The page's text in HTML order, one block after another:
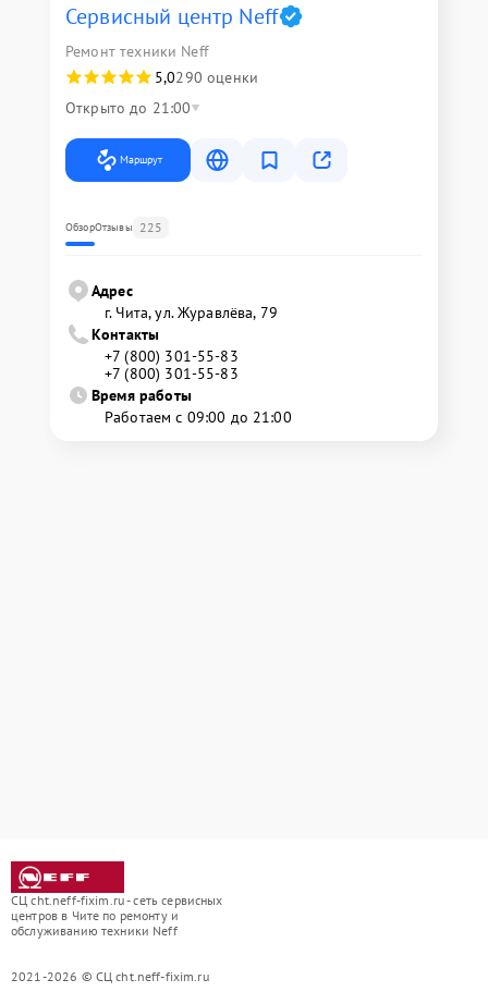
Сервисный центр Neff
Ремонт техники Neff
5,0290 оценки
Открыто до 21:00
Маршрут
ОбзорОтзывы 225
Адрес
г. Чита, ул. Журавлёва, 79
Контакты
+7 (800) 301-55-83
+7 (800) 301-55-83
Время работы
Работаем с 09:00 до 21:00
СЦ cht.neff-fixim.ru - сеть сервисных
центров в Чите по ремонту и
обслуживанию техники Neff
2021-2026 © СЦ cht.neff-fixim.ru